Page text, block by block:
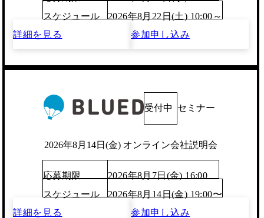
スケジュール
2026年8月22日(土) 10:00～
詳細を見る
参加申し込み
受付中 セミナー
2026年8月14日(金) オンライン会社説明会
応募期限
2026年8月7日(金) 16:00
スケジュール
2026年8月14日(金) 19:00〜
詳細を見る
参加申し込み